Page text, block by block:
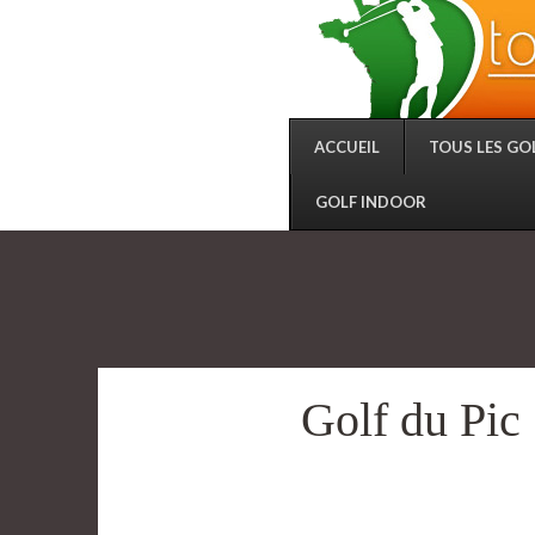
ACCUEIL TOUS LES
GOLF INDOOR
Golf du Pic